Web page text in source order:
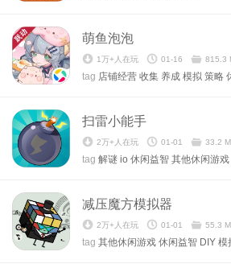
萌鱼泡泡
1万+人在玩 01-16 815.3
tag 店铺经营 收集 养成 模拟 策略
扫雷小能手
2万+人在玩 01-01 33.2 M
tag 解谜 io 休闲益智 其他休闲游戏
减压魔方模拟器
2万+人在玩 01-01 55.3 M
tag 其他休闲游戏 休闲益智 DIY 模